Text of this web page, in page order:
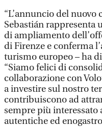
“L’annuncio del nuovo
Sebastián rappresenta
di ampliamento
di Firenze e conferma
turismo europeo – ha
“Siamo felici di
collaborazione con
a investire sul nostro
contribuiscono ad
sempre più interessato
autentiche ed